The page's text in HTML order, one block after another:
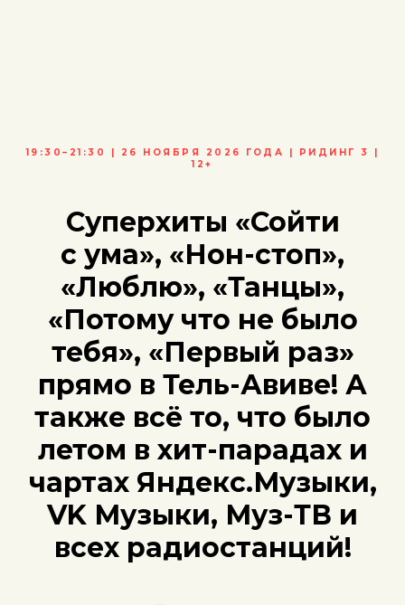
19:30–21:30 | 26 НОЯБРЯ 2026 ГОДА | РИДИНГ 3 |
12+
Суперхиты «Сойти
с ума», «Нон-стоп»,
«Люблю», «Танцы»,
«Потому что не было
тебя», «Первый раз»
прямо в Тель-Авиве! А
также всё то, что было
летом в хит-парадах и
чартах Яндекс.Музыки,
VK Музыки, Муз-ТВ и
всех радиостанций!